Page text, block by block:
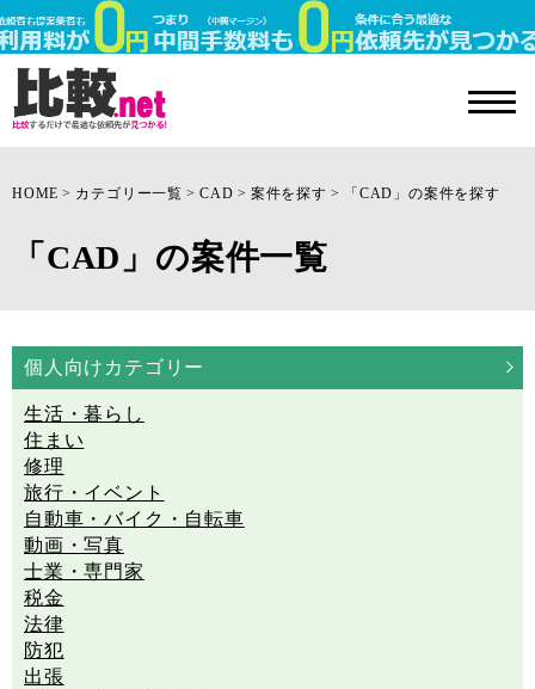
HOME カテゴリー一覧 CAD 案件を探す 「CAD」の案件を探す
「CAD」の案件一覧
個人向けカテゴリー
生活・暮らし
住まい
修理
旅行・イベント
自動車・バイク・自転車
動画・写真
士業・専門家
税金
法律
防犯
出張